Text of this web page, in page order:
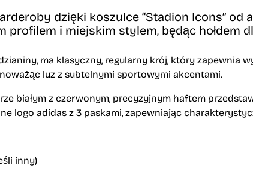
dzięki koszulce “Stadion Icons” od
profilem i miejskim stylem,będąc hołdem
ma klasyczny, regularny krój, który zapewnia
luz z subtelnymi sportowymi akcentami.
białym z czerwonym, precyzyjnym haftem
logo adidas z 3 paskami,zapewniając
inny)